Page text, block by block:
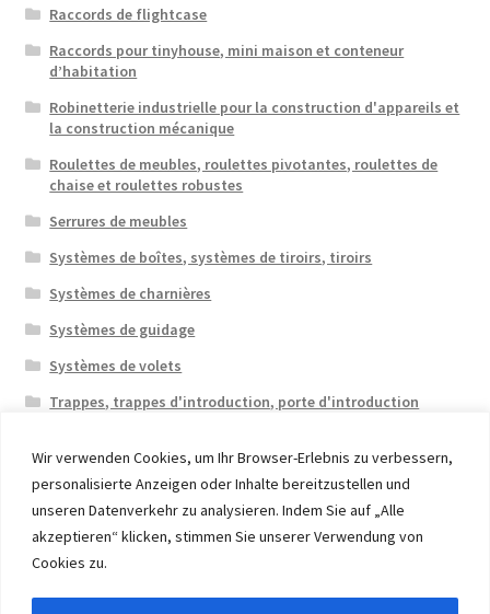
Wir verwenden Cookies, um Ihr Browser-Erlebnis zu verbessern,
personalisierte Anzeigen oder Inhalte bereitzustellen und
unseren Datenverkehr zu analysieren. Indem Sie auf „Alle
akzeptieren“ klicken, stimmen Sie unserer Verwendung von
Cookies zu.
Raccords de flightcase
Raccords pour tinyhouse, mini maison et conteneur
d’habitation
Robinetterie industrielle pour la construction d'appareils et
la construction mécanique
Roulettes de meubles, roulettes pivotantes, roulettes de
chaise et roulettes robustes
Serrures de meubles
Systèmes de boîtes, systèmes de tiroirs, tiroirs
Systèmes de charnières
Systèmes de guidage
Systèmes de volets
Trappes, trappes d'introduction, porte d'introduction
© 2026 Eruon Trade UG, Germany, member of the ERUON